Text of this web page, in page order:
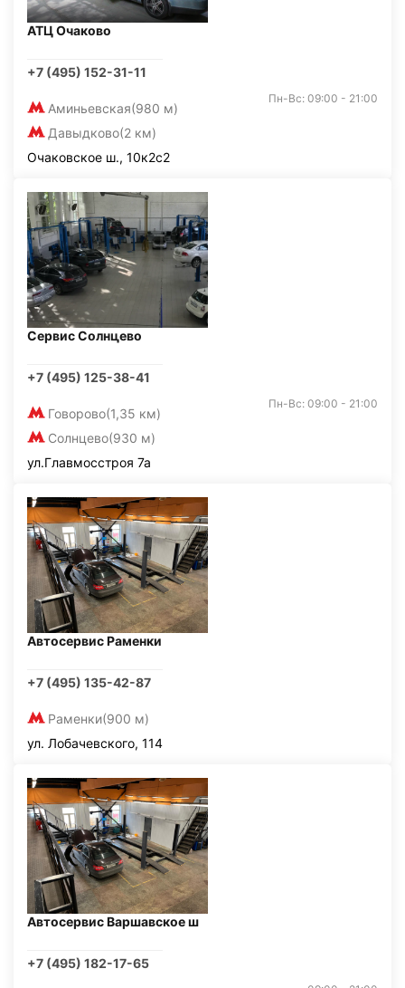
АТЦ Очаково
+7 (495) 152-31-11
Аминьевская(980 м)
Давыдково(2 км)
Пн-Вс: 09:00 - 21:00
Очаковское ш., 10к2с2
Сервис Солнцево
+7 (495) 125-38-41
Говорово(1,35 км)
Солнцево(930 м)
Пн-Вс: 09:00 - 21:00
ул.Главмосстроя 7а
Автосервис Раменки
+7 (495) 135-42-87
Раменки(900 м)
ул. Лобачевского, 114
Автосервис Варшавское ш
+7 (495) 182-17-65